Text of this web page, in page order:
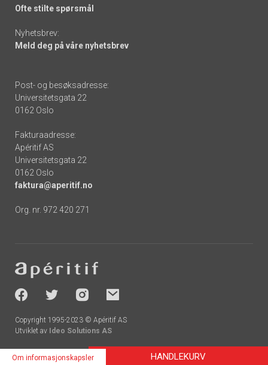
Ofte stilte spørsmål
Nyhetsbrev:
Meld deg på våre nyhetsbrev
Post- og besøksadresse:
Universitetsgata 22
0162 Oslo
Fakturaadresse:
Apéritif AS
Universitetsgata 22
0162 Oslo
faktura@aperitif.no
Org. nr. 972 420 271
-
socials
Copyright 1995-2023 © Apéritif AS
Utviklet av Ideo Solutions AS
HANDLEKURV
Om informasjonskapsler